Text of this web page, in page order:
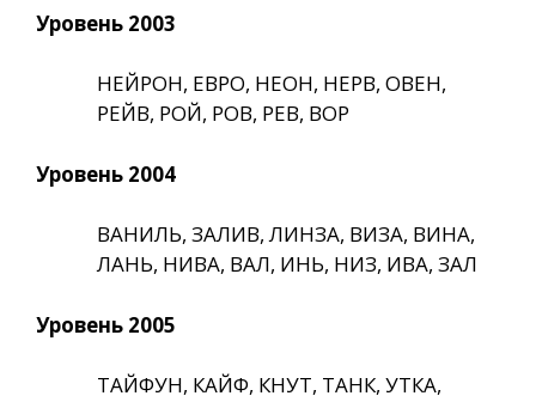
Уровень 2003
НЕЙРОН, ЕВРО, НЕОН, НЕРВ, ОВЕН,
РЕЙВ, РОЙ, РОВ, РЕВ, ВОР
Уровень 2004
ВАНИЛЬ, ЗАЛИВ, ЛИНЗА, ВИЗА, ВИНА,
ЛАНЬ, НИВА, ВАЛ, ИНЬ, НИЗ, ИВА, ЗАЛ
Уровень 2005
ТАЙФУН, КАЙФ, КНУТ, ТАНК, УТКА,